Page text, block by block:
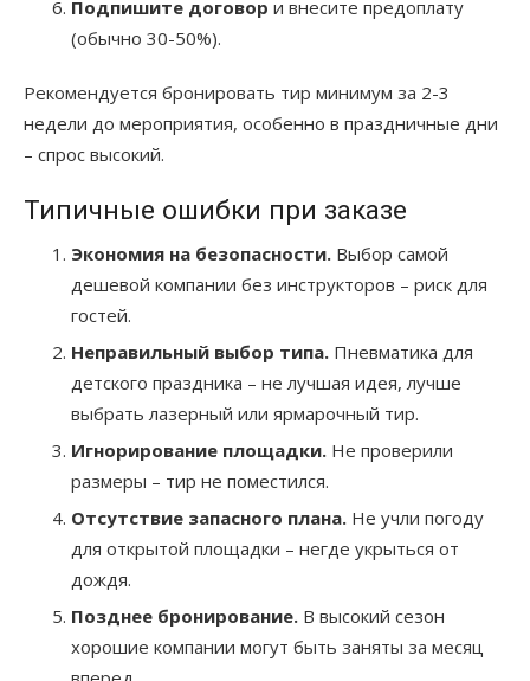
Подпишите договор и внесите предоплату
(обычно 30-50%).
Рекомендуется бронировать тир минимум за 2-3
недели до мероприятия, особенно в праздничные дни
– спрос высокий.
Типичные ошибки при заказе
Экономия на безопасности. Выбор самой
дешевой компании без инструкторов – риск для
гостей.
Неправильный выбор типа. Пневматика для
детского праздника – не лучшая идея, лучше
выбрать лазерный или ярмарочный тир.
Игнорирование площадки. Не проверили
размеры – тир не поместился.
Отсутствие запасного плана. Не учли погоду
для открытой площадки – негде укрыться от
дождя.
Позднее бронирование. В высокий сезон
хорошие компании могут быть заняты за месяц